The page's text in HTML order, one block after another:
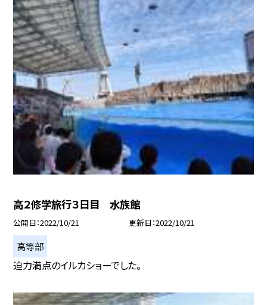
高２修学旅行３日目 水族館
公開日 2022/10/21 更新日 2022/10/21
高等部
迫力満点のイルカショーでした。